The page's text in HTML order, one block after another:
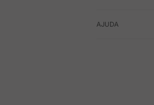
AJUDA